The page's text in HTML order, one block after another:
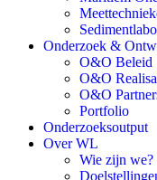
Sedimentlabo
Onderzoek &
O&O Beleid
O&O
O&O
Portfolio
Onderzoeksoutput
Over WL
Wie zijn we?